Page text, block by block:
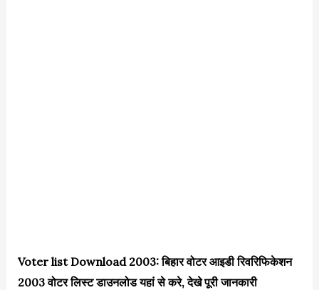
Voter list Download 2003: बिहार वोटर आइडी रिवरिफिकेशन
2003 वोटर लिस्ट डाउनलोड यहां से करे, देखे पूरी जानकारी